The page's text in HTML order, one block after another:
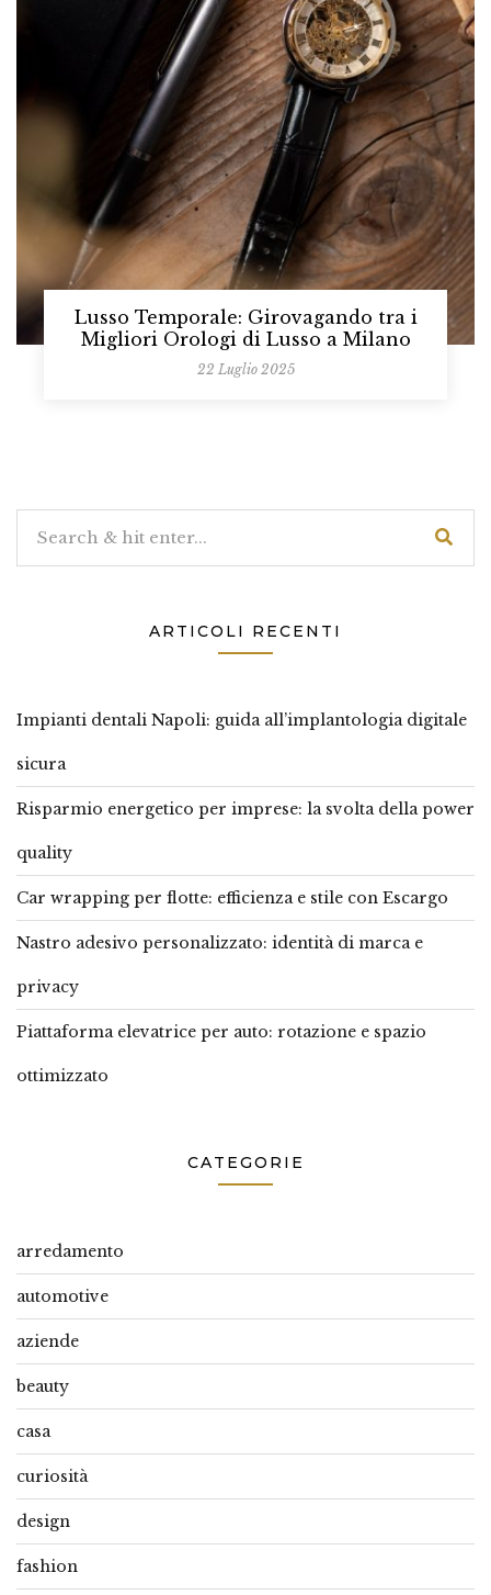
Lusso Temporale: Girovagando tra i
Migliori Orologi di Lusso a Milano
22 Luglio 2025
ARTICOLI RECENTI
Impianti dentali Napoli: guida all’implantologia digitale
sicura
Risparmio energetico per imprese: la svolta della power
quality
Car wrapping per flotte: efficienza e stile con Escargo
Nastro adesivo personalizzato: identità di marca e
privacy
Piattaforma elevatrice per auto: rotazione e spazio
ottimizzato
CATEGORIE
arredamento
automotive
aziende
beauty
casa
curiosità
design
fashion